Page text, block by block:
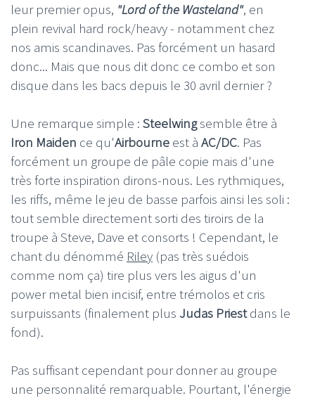
leur premier opus, "Lord of the Wasteland", en
plein revival hard rock/heavy - notamment chez
nos amis scandinaves. Pas forcément un hasard
donc... Mais que nous dit donc ce combo et son
disque dans les bacs depuis le 30 avril dernier ?
Une remarque simple : Steelwingsemble être à
Iron Maiden ce qu'Airbourne est à AC/DC. Pas
forcément un groupe de pâle copie mais d'une
très forte inspiration dirons-nous. Les rythmiques,
les riffs, même le jeu de basse parfois ainsi les soli :
tout semble directement sorti des tiroirs de la
troupe à Steve, Dave et consorts ! Cependant, le
chant du dénommé Riley (pas très suédois
comme nom ça) tire plus vers les aigus d'un
power metal bien incisif, entre trémolos et cris
surpuissants (finalement plus Judas Priestdans le
fond).
Pas suffisant cependant pour donner au groupe
une personnalité remarquable. Pourtant, l'énergie